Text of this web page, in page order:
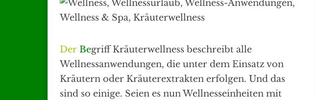
Der Begriff Kräuterwellness beschreibt alle
Wellnessanwendungen, die unter dem Einsatz von
Kräutern oder Kräuterextrakten erfolgen. Und das
sind so einige. Seien es nun Wellnesseinheiten mit